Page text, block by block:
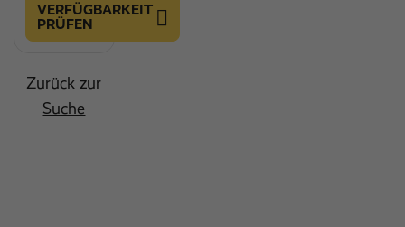
VERFÜGBARKEIT
PRÜFEN
Zurück zur
Suche